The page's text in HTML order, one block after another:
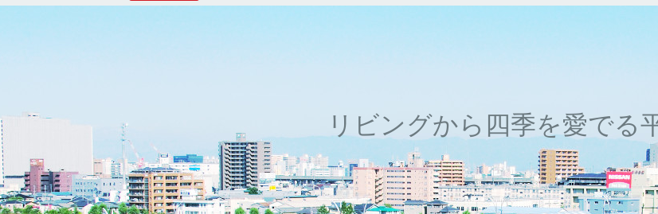
リビングから四季を愛でる